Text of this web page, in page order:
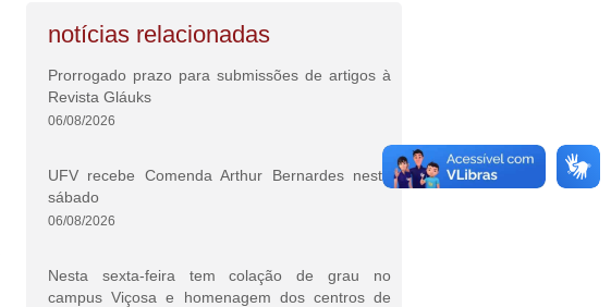
notícias relacionadas
Prorrogado prazo para submissões de artigos à
Revista Gláuks
06/08/2026
UFV recebe Comenda Arthur Bernardes neste
sábado
06/08/2026
Nesta sexta-feira tem colação de grau no
campus Viçosa e homenagem dos centros de